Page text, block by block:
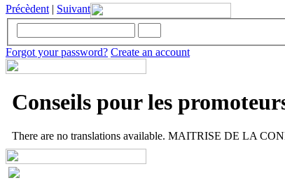
Précèdent | Suivant
Forgot your password? Create an account
Conseils pour les
There are no translations available. MAITRISE DE LA